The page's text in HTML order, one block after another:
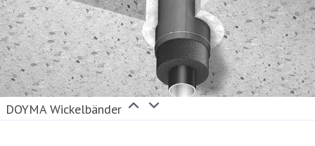
DOYMA Wickelbänder